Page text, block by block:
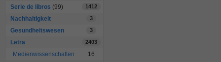
Serie de libros (99) 1412
Nachhaltigkeit 3
Gesundheitswesen 3
Letra 2403
Medienwissenschaften
16